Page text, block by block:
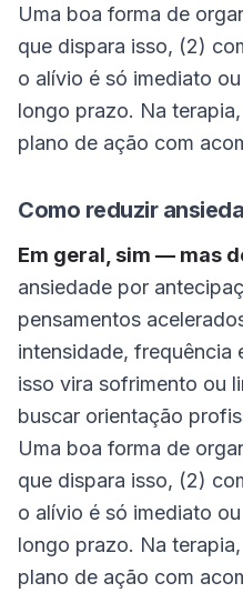
Uma boa forma de
que dispara isso, (2)
o alívio é só imediato
longo prazo. Na
plano de ação com
Como reduzir
Em geral, sim — mas
ansiedade por
pensamentos
intensidade, frequência
isso vira sofrimento ou
buscar orientação
Uma boa forma de
que dispara isso, (2)
o alívio é só imediato
longo prazo. Na
plano de ação com